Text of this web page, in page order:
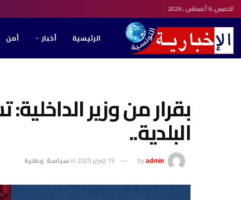
الخميس, 6 أغسطس , 2026
الرئيسية أخبار أمن
بقرار من وزير
البلدية..
byadmin 19 فبراير 2025 in سياسة,وطنية